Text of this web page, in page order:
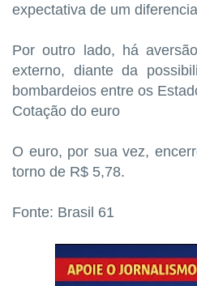
expectativa de um
Por outro lado, há
externo, diante da
bombardeios entre os
Cotação do euro
O euro, por sua vez,
torno de R$ 5,78.
Fonte: Brasil 61